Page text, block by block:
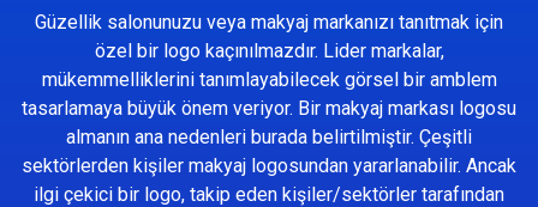
Güzellik salonunuzu veya makyaj markanızı tanıtmak için
özel bir logo kaçınılmazdır. Lider markalar,
mükemmelliklerini tanımlayabilecek görsel bir amblem
tasarlamaya büyük önem veriyor. Bir makyaj markası logosu
almanın ana nedenleri burada belirtilmiştir. Çeşitli
sektörlerden kişiler makyaj logosundan yararlanabilir. Ancak
ilgi çekici bir logo, takip eden kişiler/sektörler tarafından